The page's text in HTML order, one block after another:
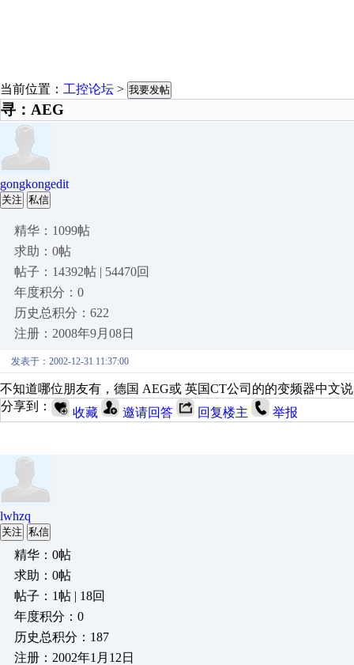
当前位置： 工控论坛 > 我要发帖
寻：AEG
gongkongedit
关注 私信
精华：1099帖
求助：0帖
帖子：14392帖 | 54470回
年度积分：0
历史总积分：622
注册：2008年9月08日
发表于：2002-12-31 11:37:00
不知道哪位朋友有，德国 AEG或 英国CT公司的的变频器中文
分享到：
收藏 邀请回答 回复楼主 举报
lwhzq
关注 私信
精华：0帖
求助：0帖
帖子：1帖 | 18回
年度积分：0
历史总积分：187
注册：2002年1月12日